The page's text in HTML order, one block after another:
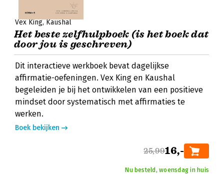
Vex King Kaushal
Het beste zelfhulpboek (is het boek dat
door jou is geschreven)
Dit interactieve werkboek bevat dagelijkse
affirmatie-oefeningen. Vex King en Kaushal
begeleiden je bij het ontwikkelen van een positieve
mindset door systematisch met affirmaties te
werken.
Boek bekijken
25,9916,-
Nu besteld, woensdag in huis